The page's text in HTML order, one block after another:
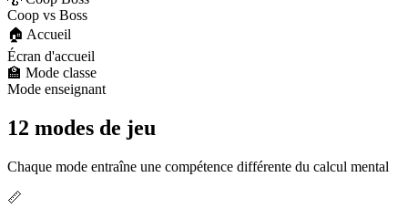
Coop vs Boss
🏠 Accueil
Écran d'accueil
🏫 Mode classe
Mode enseignant
12 modes de jeu
Chaque mode entraîne une compétence différente du calcul mental
📏